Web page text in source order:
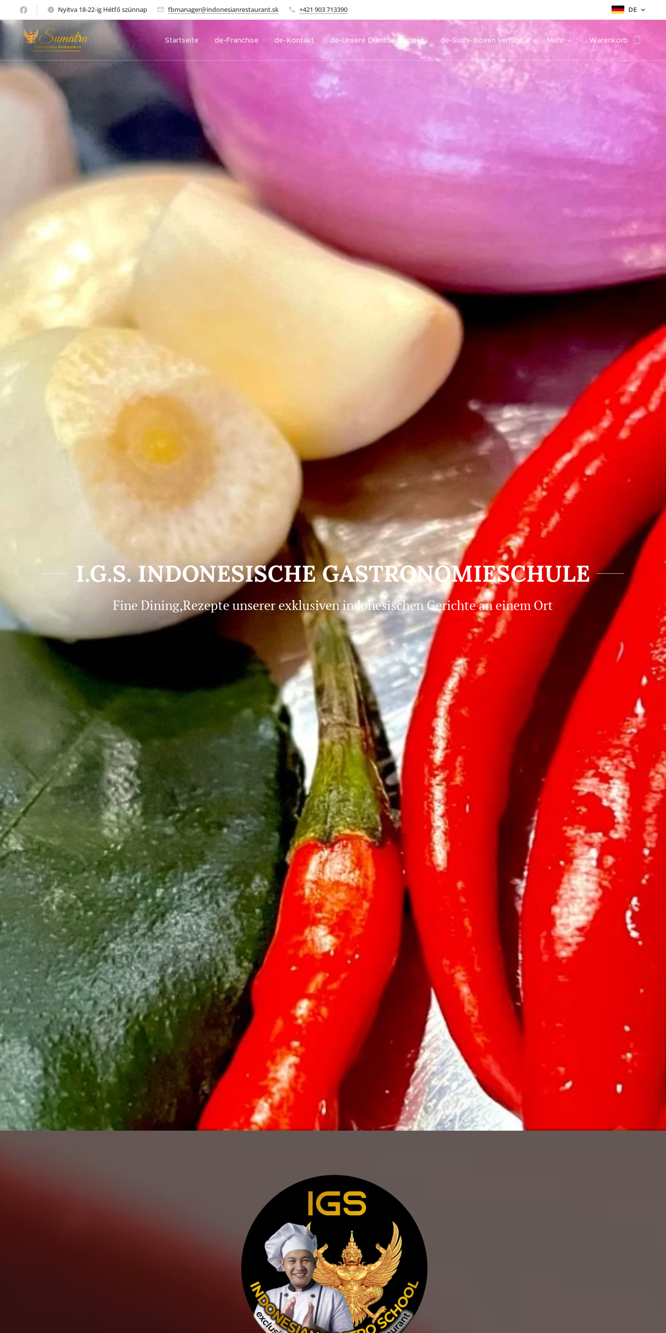
Nyitva 18-22-ig Hétfő szünnap fbmanager@indonesianrestaurant.sk +421 903 713390 DE
Startseite de-Franchise de-Kontakt de-Unsere Dienstleistungen de-Sushi-Boxen verfügbar Mehr Warenkorb
I.G.S. INDONESISCHE GASTRONOMIESCHULE
Fine Dining,Rezepte unserer exklusiven indonesischen Gerichte an einem Ort